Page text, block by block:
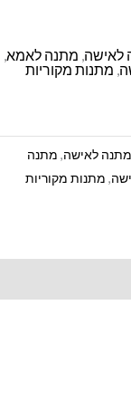
לאישה, מתנה לאמא,
, מתנות מקוריות
מתנה לאישה, מתנה
, מתנות מקוריות